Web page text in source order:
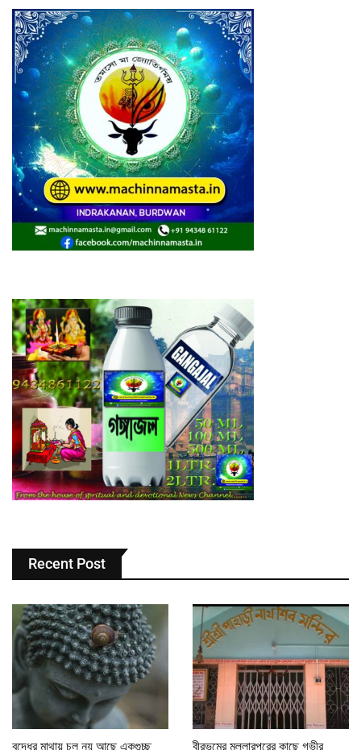
Recent Post
বুদ্ধের মাথায় চুল নয় আছে একগুচ্ছ বীরভূমের মল্লারপুরের কাছে গভীর